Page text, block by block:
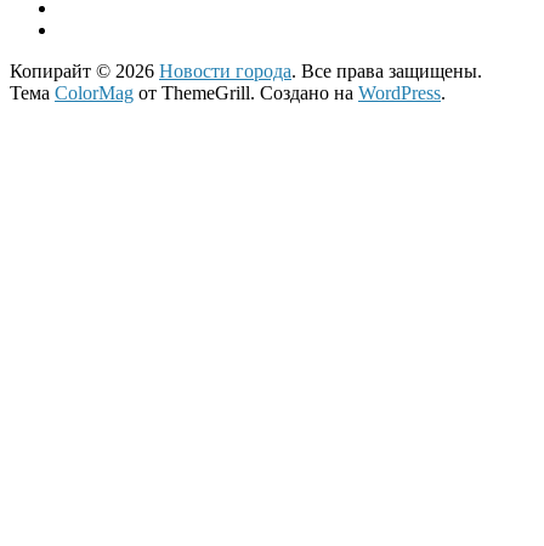
Копирайт © 2026 Новости города. Все права защищены.
Тема ColorMag от ThemeGrill. Создано на WordPress.